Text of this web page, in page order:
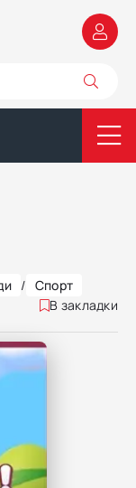
/ Спорт
В закладки